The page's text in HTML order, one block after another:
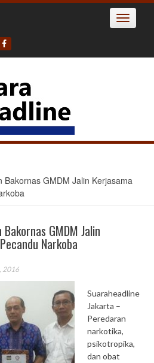
Toggle
Bakornas GMDM Jalin Kerjasama
GMDM Jalin
Narkoba
2016
Suaraheadline
Jakarta –
Peredaran
narkotika,
psikotropika,
dan obat